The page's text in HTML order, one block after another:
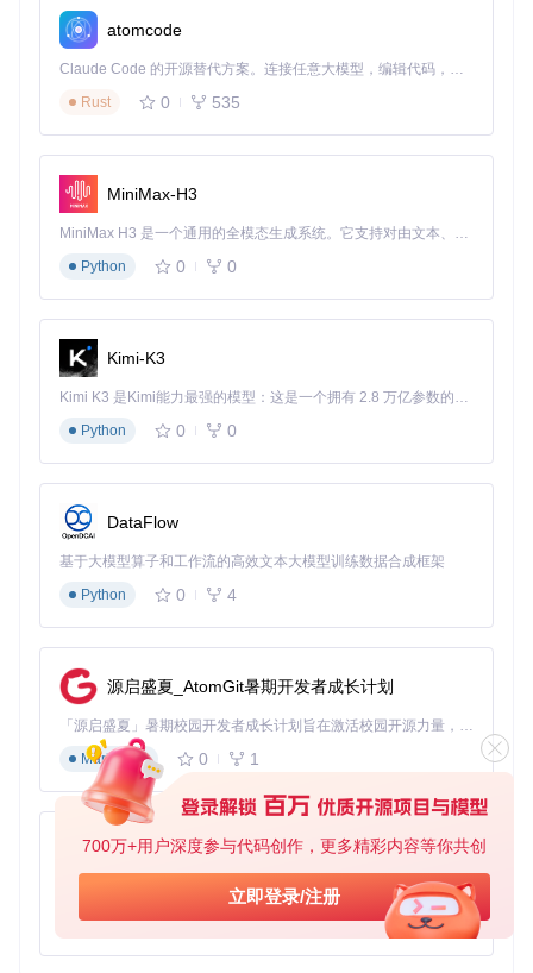
700万+用户深度参与代码创作，更多精彩内容等你共创
立即登录/注册
效果对比 ：转换后的MP4文件平均体积减少60%，同时保持接
近原片的视觉质量，极大节省硬盘空间。
会议记录处理：一键移除视频音频
需求场景：将包含敏感语音的会议录像转为纯视频文件
命令示例：
vdx 'meeting.mkv'
效果对比：视频画面完整保留，音频轨道被彻底移除，确保信
p4' --crop 720,1280 --no-audio
频操作，处理效率翻倍。
创意效果：用vdx打造专业视频特效
Vlog转场创意：视频倒放特效制作
需求场景
命令示例
：
'sunset.mp4'
短视频节奏控制：变速与音量同步调节
需求场景：制作节奏感强的运动短视频，需要同步调整播放速
度和背景音乐
命令示例：
'basketball.mp4'
：视频播放速度提升50%，同时音量自动增益80%，
确保加速后音频依然清晰可闻。
atomcode
Claude Code 的开源替代方案。连接任意大模型，编辑代码，运行命令，自动验证 — 全自动执行。用 Rust 构建，极致性能。 ｜ An open-source alternative to Claude Code. Connect any LLM, edit code, run commands, and verify changes — autonomously. Built in Rust for speed. Get Started
Rust
0 535
MiniMax-H3
MiniMax H3 是一个通用的全模态生成系统。它支持对由文本、图像、视频和音频组成的多模态上下文进行统一理解，并能生成分辨率高达 2K、时长可达 15 秒的带原生立体声音频的视频。得益于面向任务泛化的系统设计，H3 在预训练阶段就已具备广泛的多模态上下文理解与生成能力，能够出色地执行复杂的多模态指令。
Python
0 0
Kimi-K3
Kimi K3 是Kimi能力最强的模型：这是一个拥有 2.8 万亿参数的混合专家（MoE）模型，具备原生视觉理解能力，并支持 100 万 token 的上下文窗口。
Python
0 0
DataFlow
基于大模型算子和工作流的高效文本大模型训练数据合成框架
Python
0 4
源启盛夏_AtomGit暑期开发者成长计划
「源启盛夏」暑期校园开发者成长计划旨在激活校园开源力量，通过积分激励、认证扶持、资源倾斜等形式，引导高校组织和开发者完成「入驻 — 建项目 — 做贡献 — 获认证 — 得资源」的完整闭环。无论你是想带领社团入驻平台的组织者，还是希望用代码贡献证明自己的开发者，都能在这里找到属于你的成长路径。
Markdown
0 1
py-xiaozhi
基于Python的Xiaozhi AI，适用于想要完整Xiaozhi体验而无需拥有专用硬件的用户。
Python
0 1